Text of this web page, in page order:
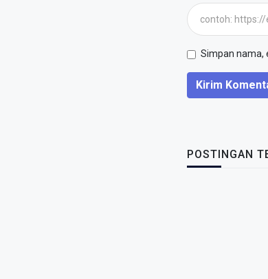
Simpan nama,
Kirim
POSTINGAN